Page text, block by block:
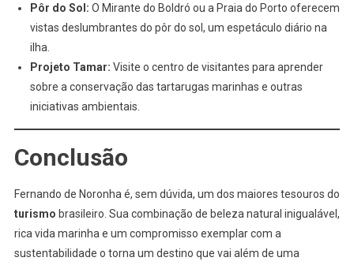
Pôr do Sol: O Mirante do Boldró ou a Praia do Porto oferecem
vistas deslumbrantes do pôr do sol, um espetáculo diário na
ilha.
Projeto Tamar: Visite o centro de visitantes para aprender
sobre a conservação das tartarugas marinhas e outras
iniciativas ambientais.
Conclusão
Fernando de Noronha é, sem dúvida, um dos maiores tesouros do
turismo brasileiro. Sua combinação de beleza natural inigualável,
rica vida marinha e um compromisso exemplar com a
sustentabilidade o torna um destino que vai além de uma